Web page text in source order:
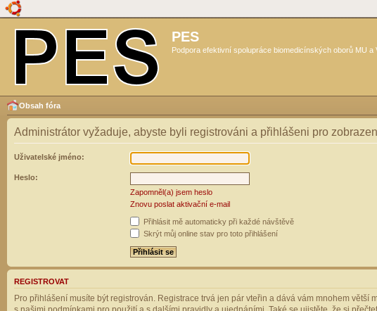
PES
Podpora efektivní spolupráce biomedicínských oborů MU
Obsah fóra
Administrátor vyžaduje, abyste byli registrováni a přihlášeni pro
Uživatelské jméno:
Heslo:
Zapomněl(a) jsem heslo
Znovu poslat aktivační e-mail
Přihlásit mě automaticky při každé návštěvě
Skrýt můj online stav pro toto přihlášení
REGISTROVAT
Pro přihlášení musíte být registrován. Registrace trvá jen pár vteřin a dává vám mnohem